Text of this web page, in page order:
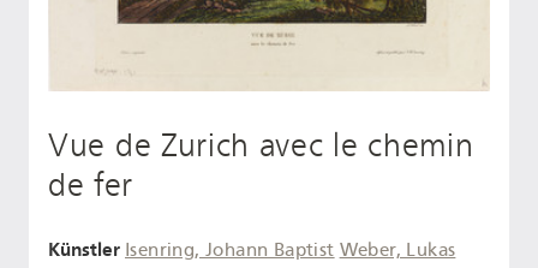
Vue de Zurich avec le chemin
de fer
Künstler Isenring, Johann Baptist Weber, Lukas